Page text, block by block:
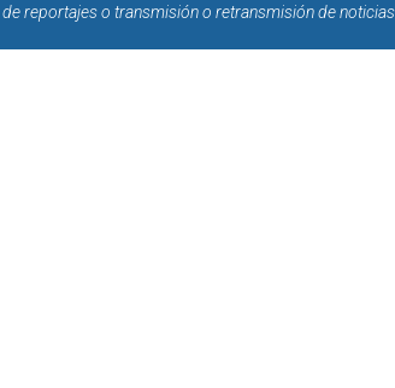
reportajes o transmisión o retransmisión de